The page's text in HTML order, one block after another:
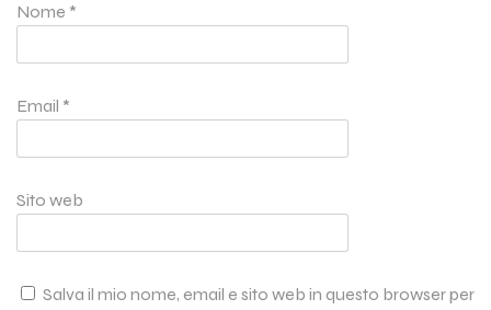
Nome *
Email *
Sito web
Salva il mio nome, email e sito web in questo browser per